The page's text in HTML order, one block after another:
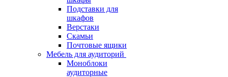
Подставки для
шкафов
Верстаки
Скамьи
Почтовые ящики
Мебель для аудиторий
Моноблоки
аудиторные